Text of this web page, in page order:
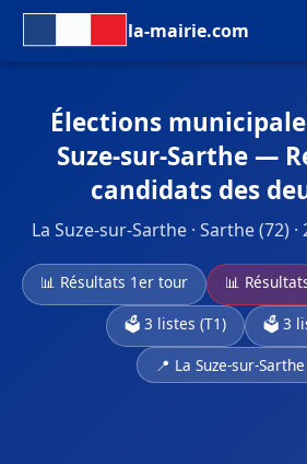
la-mairie.com
Élections
Suze-sur-Sarthe —
candidats des
La Suze-sur-Sarthe · Sarthe (72)
📊 Résultats 1er tour
📊
🗳️ 3 listes (T1)
🗳️ 3
📍 La Suze-sur-